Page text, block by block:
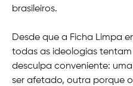
brasileiros.
Desde que a Ficha Limpa
todas as ideologias
desculpa conveniente:
ser afetado, outra porque